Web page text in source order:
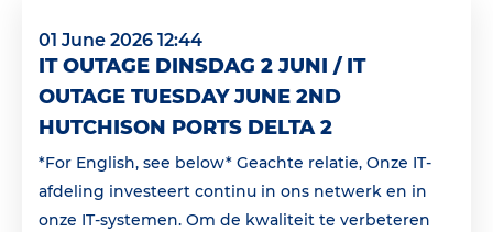
01 June 2026 12:44
IT OUTAGE DINSDAG 2 JUNI / IT
OUTAGE TUESDAY JUNE 2ND
HUTCHISON PORTS DELTA 2
*For English, see below* Geachte relatie, Onze IT-
afdeling investeert continu in ons netwerk en in
onze IT-systemen. Om de kwaliteit te verbeteren